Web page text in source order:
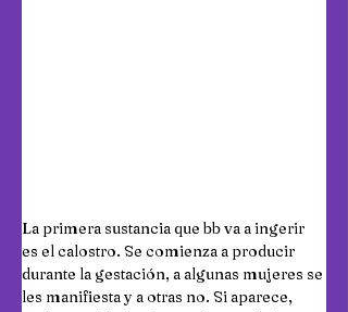
La primera sustancia que bb va a ingerir
es el calostro. Se comienza a producir
durante la gestación, a algunas mujeres se
les manifiesta y a otras no. Si aparece,